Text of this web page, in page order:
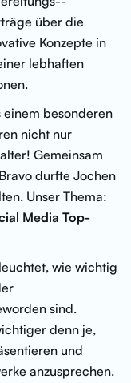
über die
Konzepte in
lebhaften
einem besonderen
nicht nur
Gemeinsam
durfte Jochen
Unser Thema:
Media Top-
wie wichtig
sind.
denn je,
und
anzusprechen.